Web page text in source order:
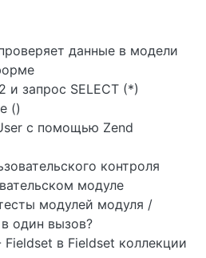
данные в модели
и запрос SELECT (*)
()
с помощью Zend
контроля
модуле
модулей модуля /
один вызов?
в Fieldset коллекции